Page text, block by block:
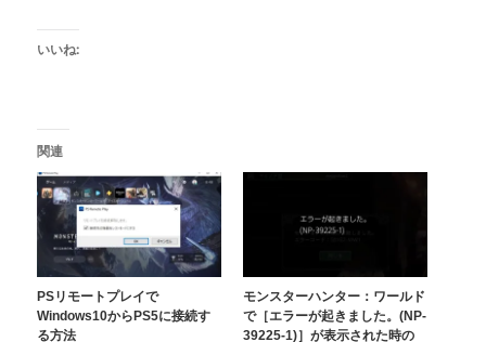
いいね:
関連
PSリモートプレイで
Windows10からPS5に接続す
る方法
モンスターハンター：ワールド
で［エラーが起きました。(NP-
39225-1)］が表示された時の